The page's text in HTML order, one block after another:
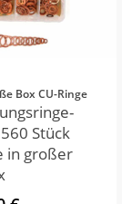
Box CU-Ringe
Stück
in großer